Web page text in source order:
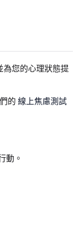
為您的心理狀態提
的 線上焦慮測試
動。